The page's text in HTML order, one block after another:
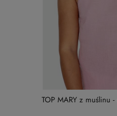
TOP MARY z muślinu